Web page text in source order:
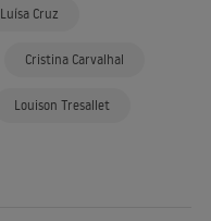
Luísa Cruz
Cristina Carvalhal
Louison Tresallet